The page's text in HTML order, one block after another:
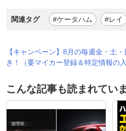
関連タグ #ケータハム #レイ
【キャンペーン】8月の毎週金・土
き！（要マイカー登録＆特定情報の入
こんな記事も読まれてい